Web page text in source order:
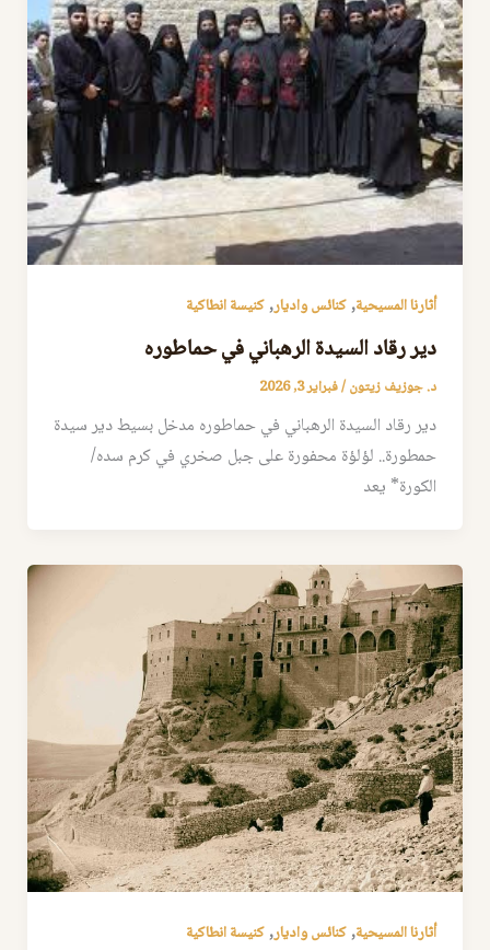
أثارنا المسيحية,كنائس واديار,كنيسة انطاكية
دير رقاد السيدة الرهباني في حماطوره
د. جوزيف زيتون/فبراير 3, 2026
دير رقاد السيدة الرهباني في حماطوره مدخل بسيط دير سيدة
حمطورة.. لؤلؤة محفورة على جبل صخري في كرم سده/
الكورة* يعد
أثارنا المسيحية,كنائس واديار,كنيسة انطاكية